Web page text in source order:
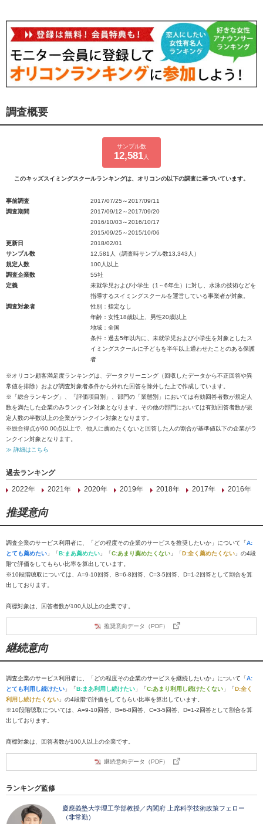
調査概要
サンプル数
12,581 人
このキッズスイミングスクールランキングは、オリコンの以下の調査に基づいています。
事前調査
2017/07/25～2017/09/11
調査期間
2017/09/12～2017/09/20
2016/10/03～2016/10/17
2015/09/25～2015/10/06
更新日
2018/02/01
サンプル数
12,581人（調査時サンプル数13,343人）
規定人数
100人以上
調査企業数
55社
定義
未就学児および小学生（1～6年生）に対し、水泳の技術などを
指導するスイミングスクールを運営している事業者が対象。
調査対象者
性別：指定なし
年齢：女性18歳以上、男性20歳以上
地域：全国
条件：過去5年以内に、未就学児および小学生を対象としたス
イミングスクールに子どもを半年以上通わせたことのある保護
者
※オリコン顧客満足度ランキングは、データクリーニング（回収したデータから不正回答や異
常値を排除）および調査対象者条件から外れた回答を除外した上で作成しています。
※「総合ランキング」、「評価項目別」、部門の「業態別」においては有効回答者数が規定人
数を満たした企業のみランクイン対象となります。その他の部門においては有効回答者数が規
定人数の半数以上の企業がランクイン対象となります。
※総合得点が60.00点以上で、他人に薦めたくないと回答した人の割合が基準値以下の企業がラ
ンクイン対象となります。
≫ 詳細はこちら
過去ランキング
2022年
2021年 2020年 2019年 2018年 2017年 2016年
推奨意向
調査企業のサービス利用者に、「どの程度その企業のサービスを推奨したいか」について「A:
とても薦めたい 」「B:まあ薦めたい 」「C:あまり薦めたくない 」「D:全く薦めたくない 」の4段
階で評価をしてもらい比率を算出しています。
※10段階聴取については、A=9-10回答、B=6-8回答、C=3-5回答、D=1-2回答として割合を算
出しております。
商標対象は、回答者数が100人以上の企業です。
推奨意向データ（PDF）
継続意向
調査企業のサービス利用者に、「どの程度その企業のサービスを継続したいか」について「A:
とても利用し続けたい 」「B:まあ利用し続けたい 」「C:あまり利用し続けたくない 」「D:全く
利用し続けたくない 」の4段階で評価をしてもらい比率を算出しています。
※10段階聴取については、A=9-10回答、B=6-8回答、C=3-5回答、D=1-2回答として割合を算
出しております。
商標対象は、回答者数が100人以上の企業です。
継続意向データ（PDF）
ランキング監修
慶應義塾大学理工学部教授／内閣府 上席科学技術政策フェロー
（非常勤）